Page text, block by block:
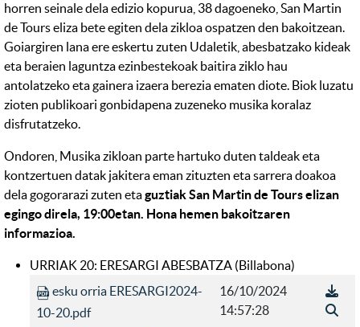
horren seinale dela edizio kopurua, 38 dagoeneko, San Martin
de Tours eliza bete egiten dela zikloa ospatzen den bakoitzean.
Goiargiren lana ere eskertu zuten Udaletik, abesbatzako kideak
eta beraien laguntza ezinbestekoak baitira ziklo hau
antolatzeko eta gainera izaera berezia ematen diote. Biok luzatu
zioten publikoari gonbidapena zuzeneko musika koralaz
disfrutatzeko.
Ondoren, Musika zikloan parte hartuko duten taldeak eta
kontzertuen datak jakitera eman zituzten eta sarrera doakoa
dela gogorarazi zuten etaguztiak San Martin de Tours elizan
egingo direla, 19:00etan. Hona hemen bakoitzaren
informazioa.
URRIAK 20: ERESARGI ABESBATZA (Billabona)
esku orria ERESARGI2024-
10-20.pdf
16/10/2024
14:57:28